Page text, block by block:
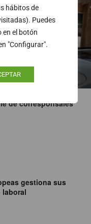
hábitos de
Puedes
en el botón
"Configurar".
puntos de recarga
de corresponsales
gestiona sus
laboral